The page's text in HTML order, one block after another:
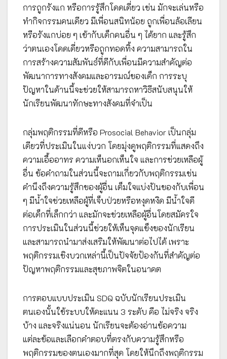
การถูกรังแก หรือการรู้สึกโดดเดี่ยว เช่น มักจะเล่นหรือ
ทำกิจกรรมคนเดียว มีเพื่อนสนิทน้อย ถูกเพื่อนล้อเลียน
หรือรังแกบ่อย ๆ เข้ากับเด็กคนอื่น ๆ ได้ยาก และรู้สึก
ว่าตนเองโดดเดี่ยวหรือถูกทอดทิ้ง ความสามารถใน
การสร้างความสัมพันธ์ที่ดีกับเพื่อนมีความสำคัญต่อ
พัฒนาการทางสังคมและอารมณ์ของเด็ก การระบุ
ปัญหาในด้านนี้จะช่วยให้สามารถหาวิธีสนับสนุนให้
นักเรียนพัฒนาทักษะทางสังคมที่จำเป็น
กลุ่มพฤติกรรมที่ดีหรือ Prosocial Behavior เป็นกลุ่ม
เดียวที่ประเมินในแง่บวก โดยมุ่งดูพฤติกรรมที่แสดงถึง
ความเอื้ออาทร ความเห็นอกเห็นใจ และการช่วยเหลือผู้
อื่น ข้อคำถามในส่วนนี้จะถามเกี่ยวกับพฤติกรรมเช่น
คำนึงถึงความรู้สึกของผู้อื่น เต็มใจแบ่งปันของกับเพื่อน
ๆ มีน้ำใจช่วยเหลือผู้ที่เจ็บป่วยหรือหงุดหงิด มีน้ำใจดี
ต่อเด็กที่เล็กกว่า และมักจะช่วยเหลือผู้อื่นโดยสมัครใจ
การประเมินในส่วนนี้ช่วยให้เห็นจุดแข็งของนักเรียน
และสามารถนำมาส่งเสริมให้พัฒนาต่อไปได้ เพราะ
พฤติกรรมเชิงบวกเหล่านี้เป็นปัจจัยป้องกันที่สำคัญต่อ
ปัญหาพฤติกรรมและสุขภาพจิตในอนาคต
การตอบแบบประเมิน SDQ ฉบับนักเรียนประเมิน
ตนเองนั้นใช้ระบบให้คะแนน 3 ระดับ คือ ไม่จริง จริง
บ้าง และจริงแน่นอน นักเรียนจะต้องอ่านข้อความ
แต่ละข้อและเลือกคำตอบที่ตรงกับความรู้สึกหรือ
พฤติกรรมของตนเองมากที่สุด โดยให้นึกถึงพฤติกรรม